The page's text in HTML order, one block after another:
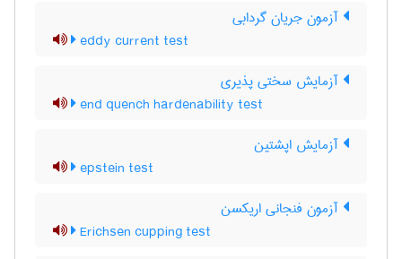
آزمون جریان گردابی
eddy current test
آزمایش سختی پذیری
end quench hardenability test
آزمایش اپشتین
epstein test
آزمون فنجانی اریکسن
Erichsen cupping test